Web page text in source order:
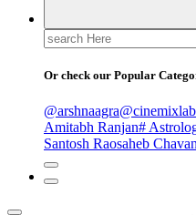
Search
for:
Or check our Popular
@arshnaagra
Amitabh Ranjan#
Santosh Raosaheb